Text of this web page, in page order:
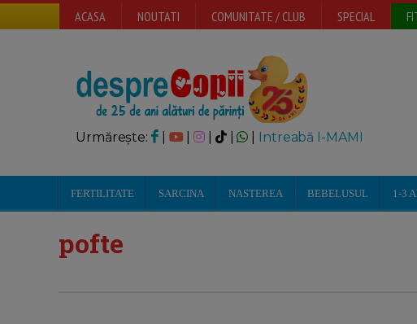
ACASA NOUTATI COMUNITATE / CLUB SPECIAL
Urmărește: | | Intreabă I-MAMI
FERTILITATE SARCINA NASTEREA BEBELUSUL 1-3
pofte